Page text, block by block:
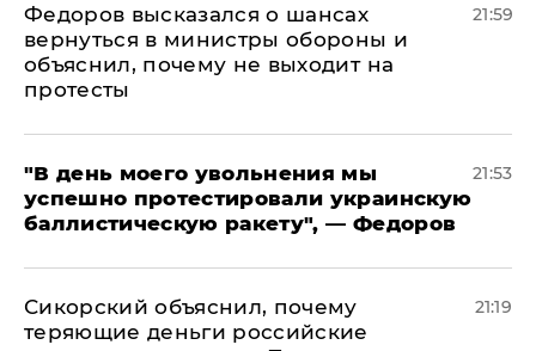
Федоров высказался о шансах
вернуться в министры обороны и
объяснил, почему не выходит на
протесты
21:59
​"В день моего увольнения мы
успешно протестировали украинскую
баллистическую ракету", — Федоров
21:53
Сикорский объяснил, почему
теряющие деньги российские
21:19